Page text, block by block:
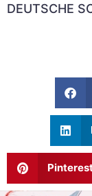
DEUTSCHE